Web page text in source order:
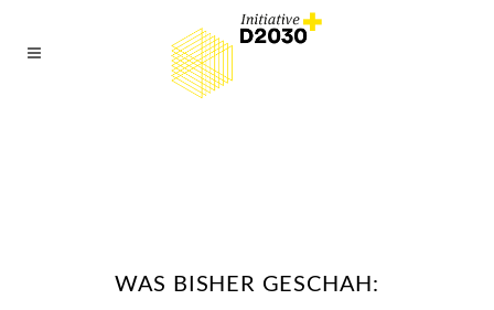
WAS BISHER GESCHAH: